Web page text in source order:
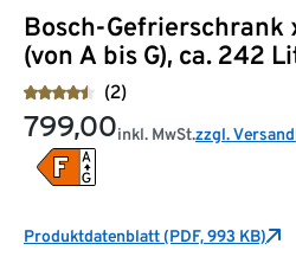
Bosch-Gefrierschrank
(von A bis G), ca. 242
(2)
799,00inkl. MwSt.zzgl.
Produktdatenblatt (PDF, 993 KB)